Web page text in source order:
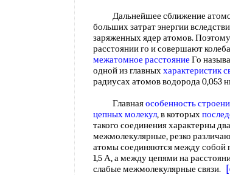
Дальнейшее сближение
больших затрат энергии
заряженных ядер атомов. Поэтому
расстоянии го и совершают
межатомное расстояние Го
одной из главныххарактеристик
радиусах атомов водорода 0,053
Главнаяособенность
цепных молекул, в которых
такого соединения характерны два
межмолекулярные, резко
атомы соединяются между
1,5 А, а между цепями на
слабые межмолекулярные связи.